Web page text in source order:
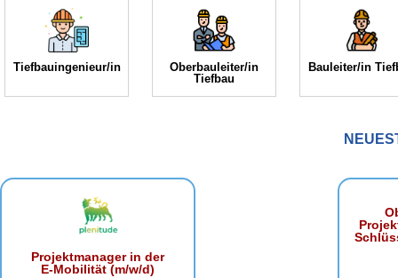
Tiefbauingenieur/in
Oberbauleiter/in
Tiefbau
Bauleiter/in
Projektmanager in der
E‑Mobilität (m/w/d)